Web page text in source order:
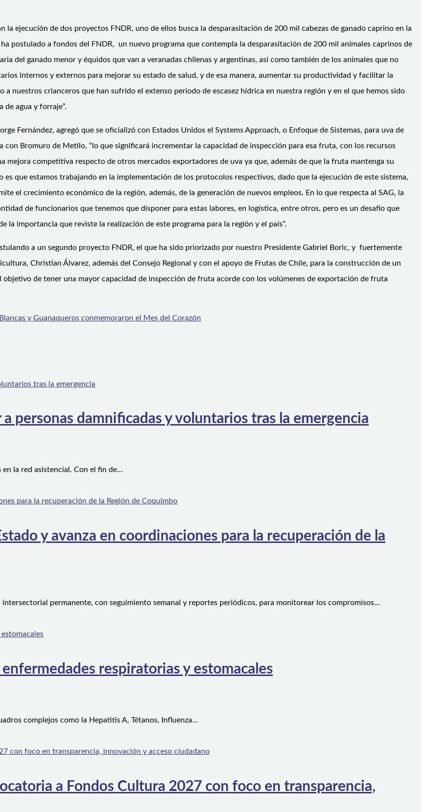
la ejecución de dos proyectos FNDR, uno de ellos busca la desparasitación de 200 mil cabezas de ganado caprino en la
postulado a fondos del FNDR, un nuevo programa que contempla la desparasitación de 200 mil animales caprinos de
del ganado menor y équidos que van a veranadas chilenas y argentinas, así como también de los animales que no
internos y externos para mejorar su estado de salud, y de esa manera, aumentar su productividad y facilitar la
nuestros crianceros que han sufrido el extenso periodo de escasez hídrica en nuestra región y en el que hemos sido
de agua y forraje”.
Fernández, agregó que se oficializó con Estados Unidos el Systems Approach, o Enfoque de Sistemas, para uva de
Bromuro de Metilo, “lo que significará incrementar la capacidad de inspección para esa fruta, con los recursos
mejora competitiva respecto de otros mercados exportadores de uva ya que, además de que la fruta mantenga su
que estamos trabajando en la implementación de los protocolos respectivos, dado que la ejecución de este sistema,
el crecimiento económico de la región, además, de la generación de nuevos empleos. En lo que respecta al SAG, la
de funcionarios que tenemos que disponer para estas labores, en logística, entre otros, pero es un desafío que
la importancia que reviste la realización de este programa para la región y el país”.
a un segundo proyecto FNDR, el que ha sido priorizado por nuestro Presidente Gabriel Boric, y fuertemente
Christian Álvarez, además del Consejo Regional y con el apoyo de Frutas de Chile, para la construcción de un
de tener una mayor capacidad de inspección de fruta acorde con los volúmenes de exportación de fruta
y Guanaqueros conmemoraron el Mes del Corazón
personas damnificadas y voluntarios tras la emergencia
la red asistencial. Con el fin de…
y avanza en coordinaciones para la recuperación de la
permanente, con seguimiento semanal y reportes periódicos, para monitorear los compromisos…
respiratorias y estomacales
complejos como la Hepatitis A, Tétanos, Influenza…
a Fondos Cultura 2027 con foco en transparencia,